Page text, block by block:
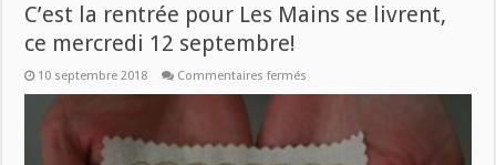
C’est la rentrée pour Les Mains se livrent,
ce mercredi 12 septembre!
10 septembre 2018 Commentaires fermés
Les
Mains